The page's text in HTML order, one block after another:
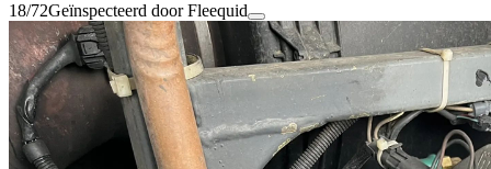
18/72Geïnspecteerd door Fleequid